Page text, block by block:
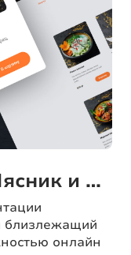
Сеть ресторанов "Мясник и бык"
близлежащий
онлайн